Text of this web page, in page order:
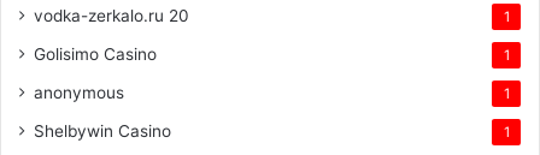
vodka-zerkalo.ru 20 1
Golisimo Casino 1
anonymous 1
Shelbywin Casino 1